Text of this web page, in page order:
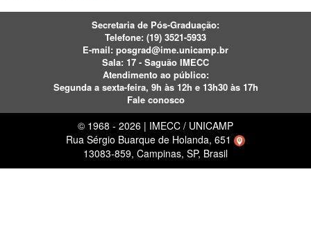
Secretaria de Pós-Graduação:
Telefone: (19) 3521-5933
E-mail: posgrad@ime.unicamp.br
Sala: 17 - Saguão IMECC
Atendimento ao público:
Segunda a sexta-feira, 9h às 12h e 13h30 às 17h
Fale conosco
© 1968 - 2026 | IMECC / UNICAMP
Rua Sérgio Buarque de Holanda, 651
13083-859, Campinas, SP, Brasil